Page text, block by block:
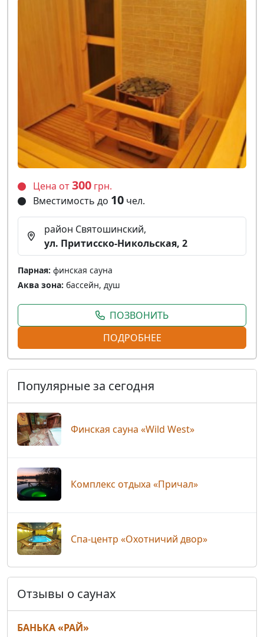
Цена от300 грн.
Вместимость до 10 чел.
район Святошинский,
ул. Притисско-Никольская, 2
Парная: финская сауна
Аква зона: бассейн, душ
ПОЗВОНИТЬ
ПОДРОБНЕЕ
Популярные за сегодня
Финская сауна «Wild West»
Комплекс отдыха «Причал»
Спа-центр «Охотничий двор»
Отзывы о саунах
БАНЬКА «РАЙ»